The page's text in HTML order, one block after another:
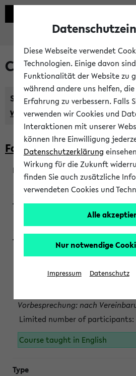
Courses taught in
Semester:
WiSe 2026/2027 SoSe 2026
Faculty of Biology
200923
Wendisch, Peters-Wendisch,
Projektmodul "Bakterielle
Persönliche Anmeldung beim
Vorbesprechung: nach
Limited number of participants:
Course taught in English
Diese Webseite verwendet
Technologien. Einige davon
Funktionalität der Website zu
während andere uns helfen,
Erfahrung zu verbessern. Falls
verwenden wir Cookies und
Interaktionen mit unserer
können Ihre Einwilligung
Datenschutzerklärung
Wirkung für die Zukunft
finden Sie auch zusätzliche
verwendeten Cookies und
Alle
Nur notwendige
Impressum Datenschutz